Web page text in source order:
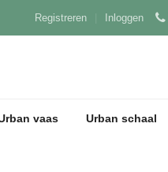
Inloggen
Registreren
vaas Urban schaal